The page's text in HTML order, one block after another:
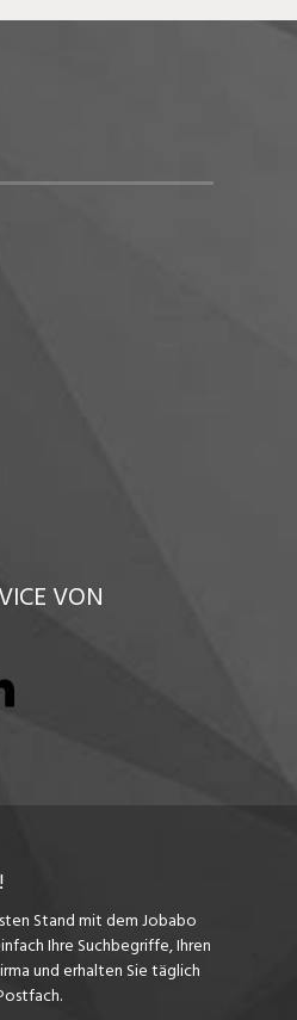
VON
Stand mit dem Jobabo
Ihre Suchbegriffe, Ihren
und erhalten Sie täglich